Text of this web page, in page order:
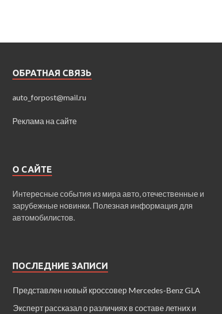
ОБРАТНАЯ СВЯЗЬ
auto_forpost@mail.ru
Реклама на сайте
О САЙТЕ
Интересные события из мира авто, отечественные и
зарубежные новинки. Полезная информация для
автомобилистов.
ПОСЛЕДНИЕ ЗАПИСИ
Представлен новый кроссовер Mercedes-Benz GLA
Эксперт рассказал о различиях в составе летних и